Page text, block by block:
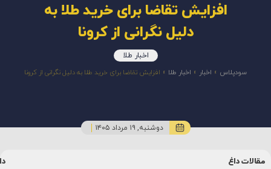
افزایش تقاضا برای خرید طلا به
دلیل نگرانی از کرونا
اخبار طلا
سودپلاس » اخبار » اخبار طلا » افزایش تقاضا برای خرید طلا به دلیل نگرانی از کرونا
دوشنبه, ۱۹ مرداد ۱۴۰۵
مقالات داغ